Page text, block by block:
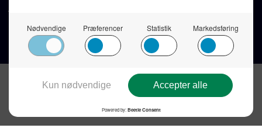
Send et læserbrev >
Privatlivspolitik >